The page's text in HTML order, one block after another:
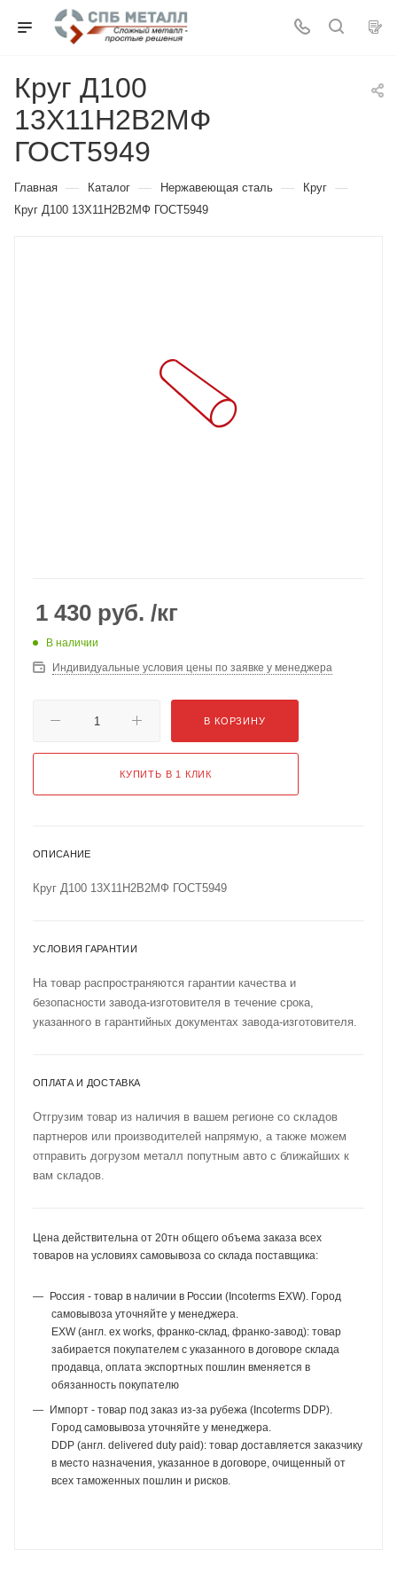
Круг Д100
13Х11Н2В2МФ
ГОСТ5949
Главная — Каталог — Нержавеющая сталь — Круг —
Круг Д100 13Х11Н2В2МФ ГОСТ5949
1 430 руб. /кг
В наличии
Индивидуальные условия цены по заявке у менеджера
В КОРЗИНУ
КУПИТЬ В 1 КЛИК
ОПИСАНИЕ
Круг Д100 13Х11Н2В2МФ ГОСТ5949
УСЛОВИЯ ГАРАНТИИ
На товар распространяются гарантии качества и
безопасности завода-изготовителя в течение срока,
указанного в гарантийных документах завода-изготовителя.
ОПЛАТА И ДОСТАВКА
Отгрузим товар из наличия в вашем регионе со складов
партнеров или производителей напрямую, а также можем
отправить догрузом металл попутным авто с ближайших к
вам складов.
Цена действительна от 20тн общего объема заказа всех
товаров на условиях самовывоза со склада поставщика:
Россия - товар в наличии в России (Incoterms EXW). Город
самовывоза уточняйте у менеджера.
EXW (англ. ex works, франко-склад, франко-завод): товар
забирается покупателем с указанного в договоре склада
продавца, оплата экспортных пошлин вменяется в
обязанность покупателю
Импорт - товар под заказ из-за рубежа (Incoterms DDP).
Город самовывоза уточняйте у менеджера.
DDP (англ. delivered duty paid): товар доставляется заказчику
в место назначения, указанное в договоре, очищенный от
всех таможенных пошлин и рисков.